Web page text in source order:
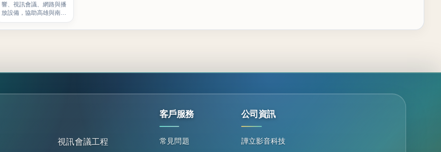
響、視訊會議、網路與播
放設備，協助高雄與南部
活動完成現場影音配置。
視訊會議工程
客戶服務
常見問題
公司資訊
譁立影音科技